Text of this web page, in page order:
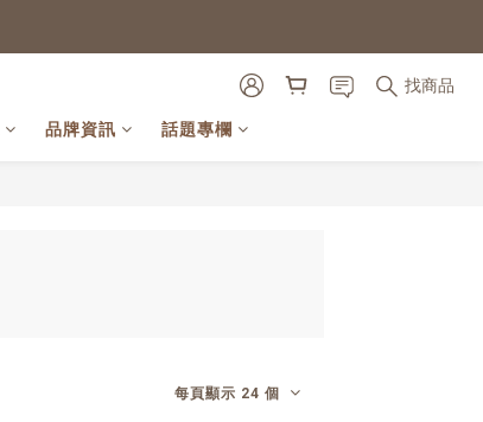
找商品
品牌資訊 話題專欄
每頁顯示 24 個